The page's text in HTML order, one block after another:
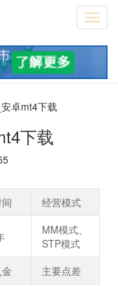
卓mt4下载
下载
经营模式
MM模式、
STP模式
主要点差